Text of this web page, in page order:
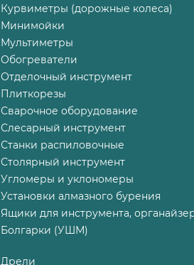
Курвиметры (дорожные колеса)
Минимойки
Мультиметры
Обогреватели
Отделочный инструмент
Плиткорезы
Сварочное оборудование
Слесарный инструмент
Станки распиловочные
Столярный инструмент
Угломеры и уклономеры
Установки алмазного бурения
Ящики для инструмента,
Болгарки (УШМ)
Дрели